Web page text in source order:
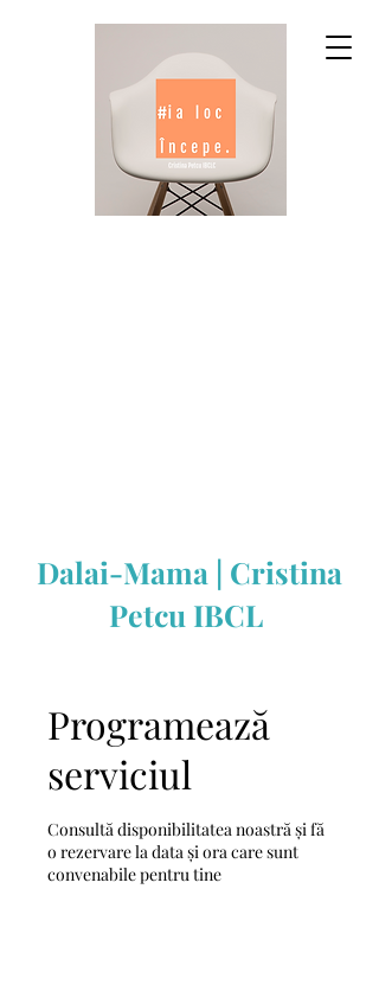
Dalai-Mama | Cristina
Petcu IBCL
Programează
serviciul
Consultă disponibilitatea noastră și fă
o rezervare la data și ora care sunt
convenabile pentru tine